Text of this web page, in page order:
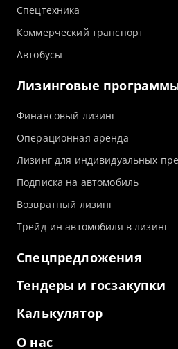
Спецтехника
Коммерческий транспорт
Автобусы
Лизинговые
Финансовый лизинг
Операционная аренда
Лизинг для индивидуальных
Подписка на автомобиль
Возвратный лизинг
Трейд-ин автомобиля в лизинг
Спецпредложения
Тендеры и госзакупки
Калькулятор
О нас